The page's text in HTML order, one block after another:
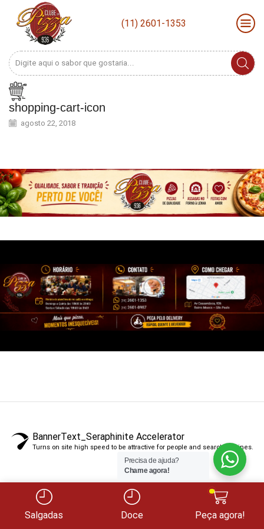
(11) 2601-1353
Search
shopping-cart-icon
agosto 22, 2018
Salgadas Doce Peça agora!
Precisa de ajuda?
Chame agora!
BannerText_Seraphinite Accelerator
Turns on site high speed to be attractive for people and search engines.